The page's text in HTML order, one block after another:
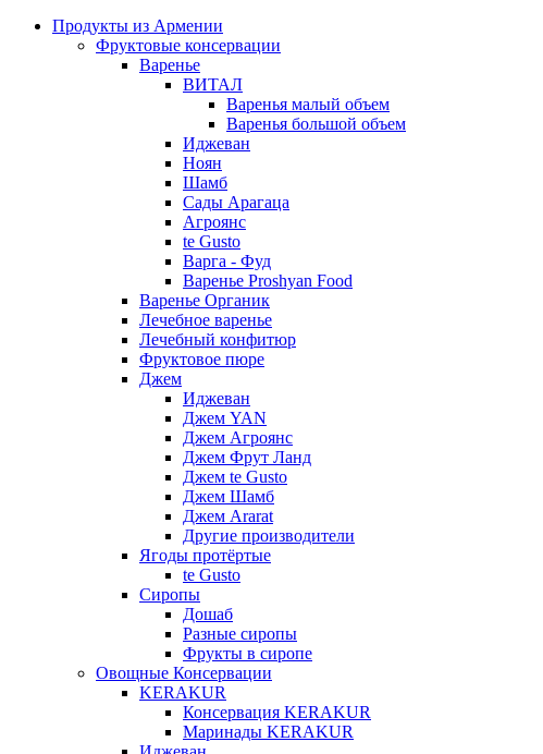
Продукты из Армении
Фруктовые консервации
Варенье
ВИТАЛ
Варенья малый объем
Варенья большой объем
Иджеван
Ноян
Шамб
Сады Арагаца
Агроянс
te Gusto
Варга - Фуд
Варенье Proshyan Food
Варенье Органик
Лечебное варенье
Лечебный конфитюр
Фруктовое пюре
Джем
Иджеван
Джем YAN
Джем Агроянс
Джем Фрут Ланд
Джем te Gusto
Джем Шамб
Джем Ararat
Другие производители
Ягоды протёртые
te Gusto
Сиропы
Дошаб
Разные сиропы
Фрукты в сиропе
Овощные Консервации
KERAKUR
Консервация KERAKUR
Маринады KERAKUR